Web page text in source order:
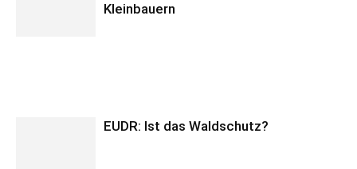
Kleinbauern
EUDR: Ist das Waldschutz?